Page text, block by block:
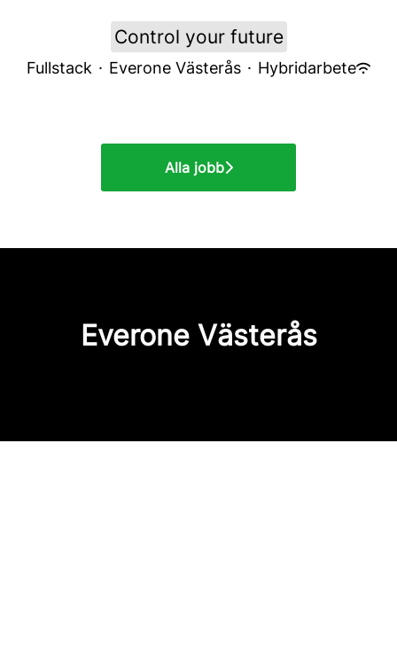
Control your future
Fullstack · Everone Västerås · Hybridarbete
Alla jobb
Everone Västerås